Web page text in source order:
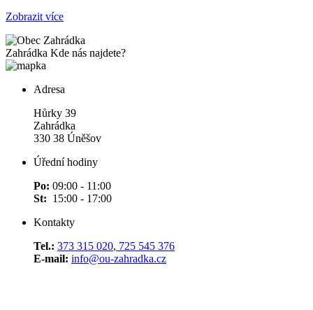
Zobrazit více
Zahrádka Kde nás najdete?
Adresa
Hůrky 39
Zahrádka
330 38 Úněšov
Úřední hodiny
Po: 09:00 - 11:00
St: 15:00 - 17:00
Kontakty
Tel.: 373 315 020, 725 545 376
E-mail: info@ou-zahradka.cz